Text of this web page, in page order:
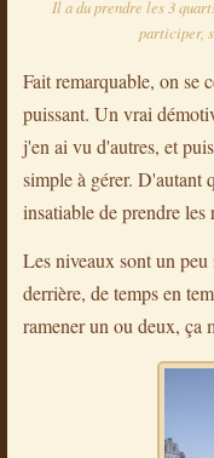
Il a du prendre les 3
participer,
Fait remarquable, on se
puissant. Un vrai
j'en ai vu d'autres, et
simple à gérer. D'autant
insatiable de prendre les
Les niveaux sont un
derrière, de temps en
ramener un ou deux, ça